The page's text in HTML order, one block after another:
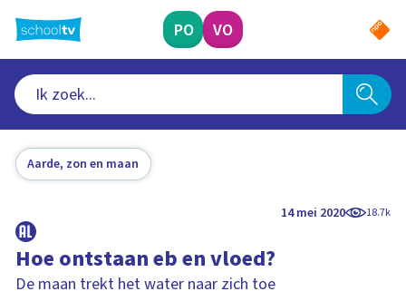
naar
hoofdinhoud
PO VO
Aarde, zon en maan
14 mei 2020 18.7k
Hoe ontstaan eb en vloed?
De maan trekt het water naar zich toe